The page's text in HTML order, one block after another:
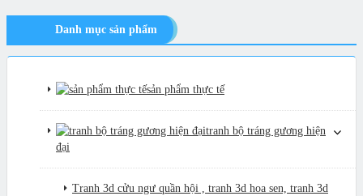
Danh mục sản phẩm
sản phẩm thực tế
tranh bộ tráng gương hiện
đại
Tranh 3d cửu ngư quần hội , tranh 3d hoa sen, tranh 3d